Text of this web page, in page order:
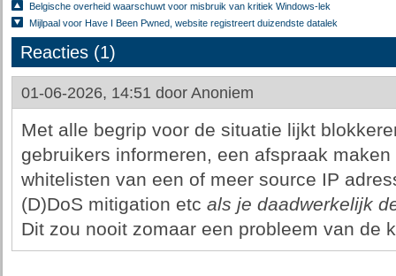
Belgische overheid waarschuwt voor misbruik van kritiek Windows-lek
Mijlpaal voor Have I Been Pwned, website registreert duizendste datalek
Reacties (1)
01-06-2026, 14:51 door Anoniem
Met alle begrip voor de situatie lijkt
gebruikers informeren, een afspraak
whitelisten van een of meer source IP
(D)DoS mitigation etc als je daadwerkelijk
Dit zou nooit zomaar een probleem van de